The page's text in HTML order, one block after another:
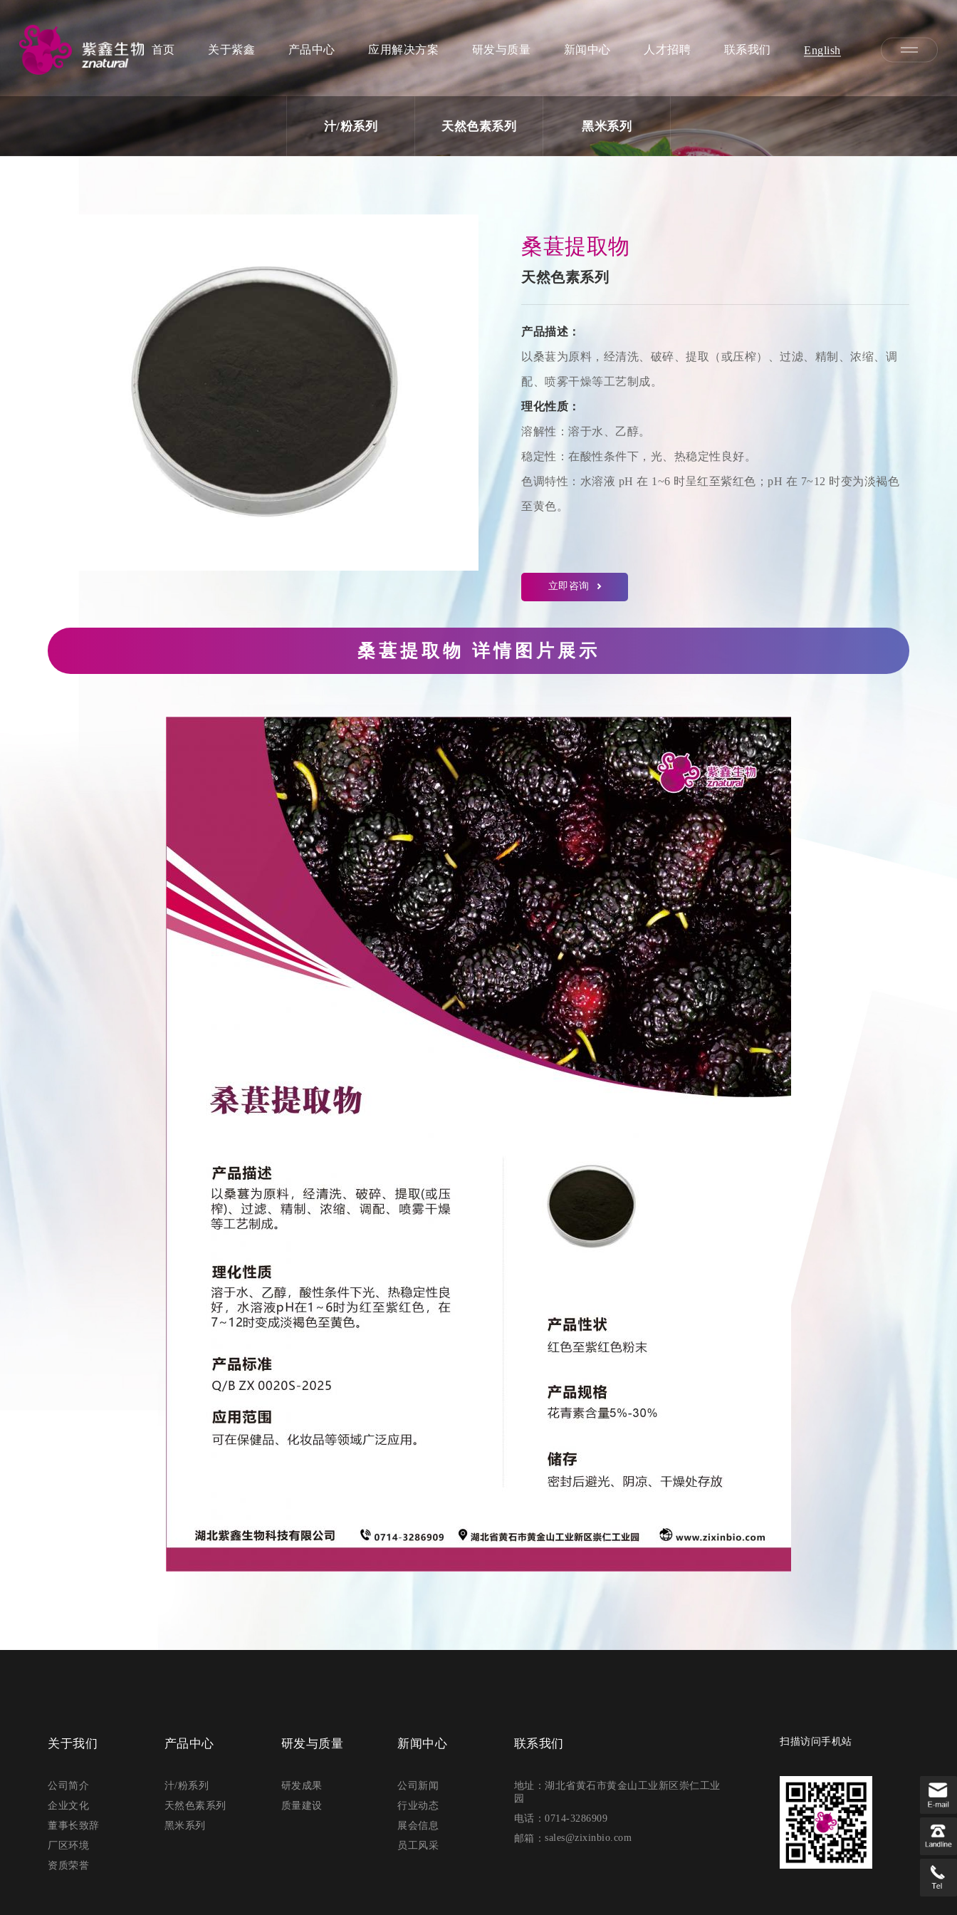
首页 关于紫鑫 产品中心 应用解决方案 研发与质量 新闻中心 人才招聘 联系我们 English
汁/粉系列 天然色素系列 黑米系列
桑葚提取物
天然色素系列
产品描述：
以桑葚为原料，经清洗、破碎、提取（或压榨）、过滤、精制、浓缩、调
配、喷雾干燥等工艺制成。
理化性质：
溶解性：溶于水、乙醇。
稳定性：在酸性条件下，光、热稳定性良好。
色调特性：水溶液 pH 在 1~6 时呈红至紫红色；pH 在 7~12 时变为淡褐色
至黄色。
立即咨询
桑葚提取物 详情图片展示
关于我们
公司简介
企业文化
董事长致辞
厂区环境
资质荣誉
产品中心
汁/粉系列
天然色素系列
黑米系列
研发与质量
研发成果
质量建设
新闻中心
公司新闻
行业动态
展会信息
员工风采
联系我们
地址：湖北省黄石市黄金山工业新区崇仁工业
园
电话：0714-3286909
邮箱：sales@zixinbio.com
扫描访问手机站